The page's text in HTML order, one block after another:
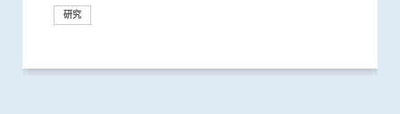
研究
研究
研究
研究
研究
研究
研究
研究
研究
研究
奖项及荣誉
里程碑
研究
研究
奖项及荣誉
奖项及荣誉
研究
研究
研究
研究
研究
研究
研讨会
研究
研究
研究
研究
研究
研究
研究